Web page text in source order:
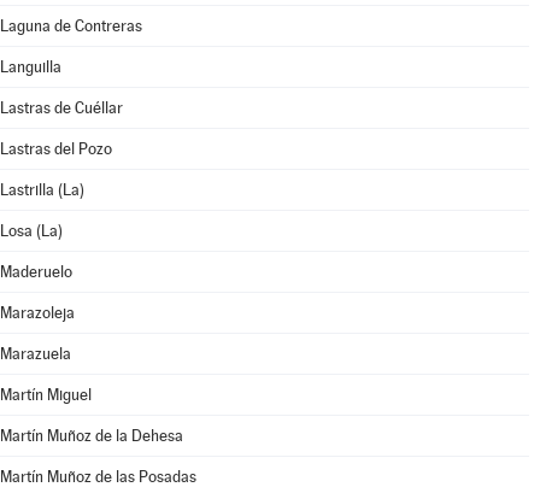
Laguna de Contreras
Languilla
Lastras de Cuéllar
Lastras del Pozo
Lastrilla (La)
Losa (La)
Maderuelo
Marazoleja
Marazuela
Martín Miguel
Martín Muñoz de la Dehesa
Martín Muñoz de las Posadas